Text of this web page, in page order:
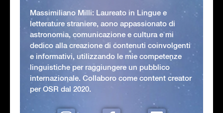
Massimiliano Milli: Laureato in Lingue e
letterature straniere, aono appassionato di
astronomia, comunicazione e cultura e mi
dedico alla creazione di contenuti coinvolgenti
e informativi, utilizzando le mie competenze
linguistiche per raggiungere un pubblico
internazionale. Collaboro come content creator
per OSR dal 2020.